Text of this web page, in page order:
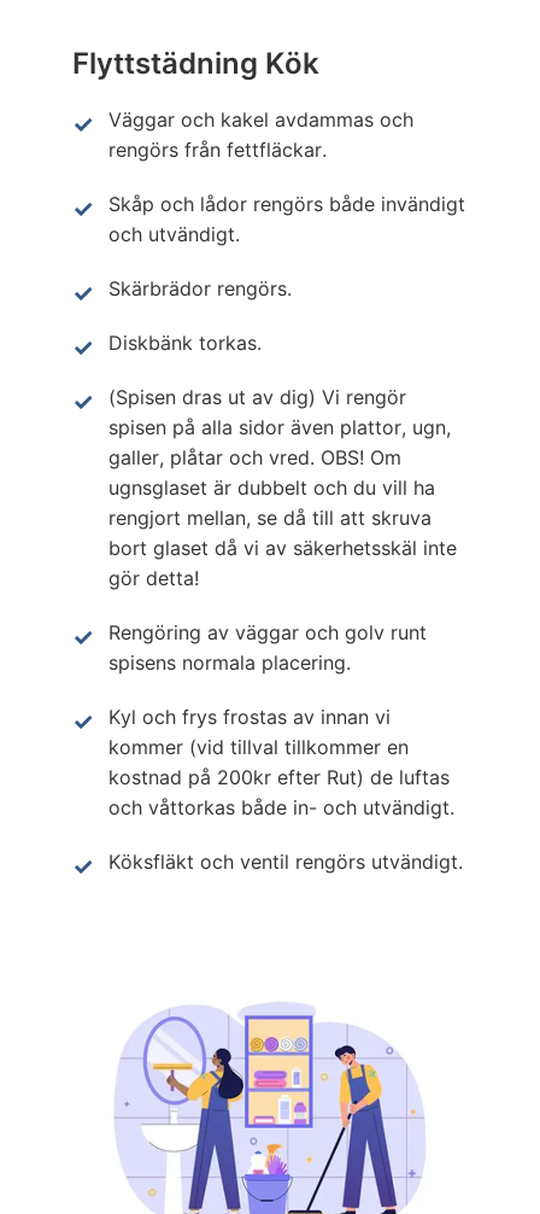
Flyttstädning Kök
Väggar och kakel avdammas och
rengörs från fettfläckar.
Skåp och lådor rengörs både invändigt
och utvändigt.
Skärbrädor rengörs.
Diskbänk torkas.
(Spisen dras ut av dig) Vi rengör
spisen på alla sidor även plattor, ugn,
galler, plåtar och vred. OBS! Om
ugnsglaset är dubbelt och du vill ha
rengjort mellan, se då till att skruva
bort glaset då vi av säkerhetsskäl inte
gör detta!
Rengöring av väggar och golv runt
spisens normala placering.
Kyl och frys frostas av innan vi
kommer (vid tillval tillkommer en
kostnad på 200kr efter Rut) de luftas
och våttorkas både in- och utvändigt.
Köksfläkt och ventil rengörs utvändigt.